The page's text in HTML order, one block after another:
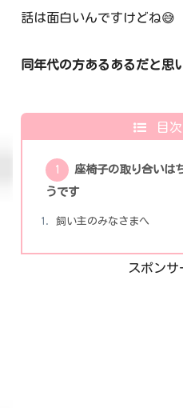
話は面白いんですけどね😅
同年代の方あるあるだと思
目次
座椅子の取り合いは
うです
飼い主のみなさまへ
スポンサ